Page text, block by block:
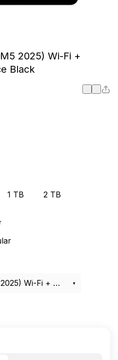
2025) Wi-Fi +
Black
1 TB 2 TB
Apple iPad Pro 13" (M5 2025) Wi-Fi + Cellular 512Gb Space Black